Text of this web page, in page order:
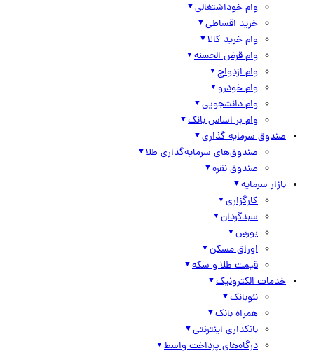
وام خوداشتغالی
خرید اقساطی
وام خرید کالا
وام قرض الحسنه
وام ازدواج
وام خودرو
وام دانشجویی
وام بر اساس بانک
صندوق سرمایه گذاری
صندوق‌های سرمایه‌گذاری طلا
صندوق نقره
بازار سرمایه
کارگزاری
سبدگردان
بورس
اوراق مسکن
قیمت طلا و سکه
خدمات الکترونیک
نئوبانک
همراه بانک
بانکداری اینترنتی
درگاه‌های پرداخت واسط